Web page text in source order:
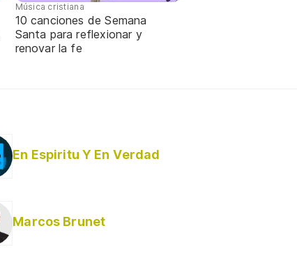
Música cristiana
10 canciones de Semana
Santa para reflexionar y
renovar la fe
En Espiritu Y En Verdad
Marcos Brunet